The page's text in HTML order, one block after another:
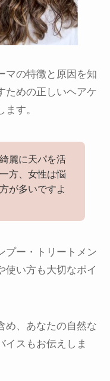
マの特徴と原因を知
ための正しいヘアケ
す。
麗に天パを活
方、女性は悩
が多いですよ
プー・トリートメン
使い方も大切なポイ
め、あなたの自然な
イスもお伝えしま